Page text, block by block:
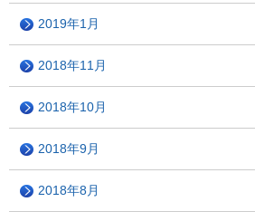
2019年1月
2018年11月
2018年10月
2018年9月
2018年8月